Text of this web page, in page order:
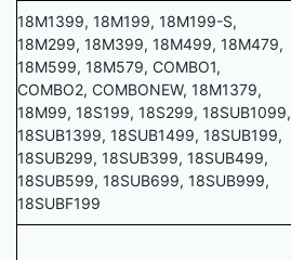
18M1399, 18M199, 18M199-S,
18M299, 18M399, 18M499, 18M479,
18M599, 18M579, COMBO1,
COMBO2, COMBONEW, 18M1379,
18M99, 18S199, 18S299, 18SUB1099,
18SUB1399, 18SUB1499, 18SUB199,
18SUB299, 18SUB399, 18SUB499,
18SUB599, 18SUB699, 18SUB999,
18SUBF199